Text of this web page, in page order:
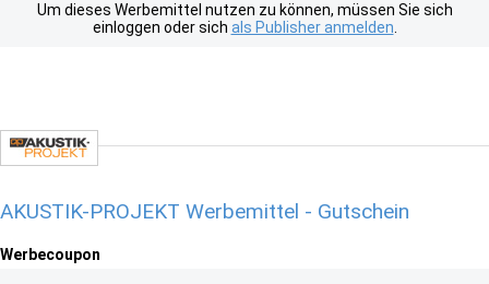
Um dieses Werbemittel nutzen zu können, müssen Sie sich
einloggen oder sich als Publisher anmelden
AKUSTIK-PROJEKT Werbemittel - Gutschein
Werbecoupon